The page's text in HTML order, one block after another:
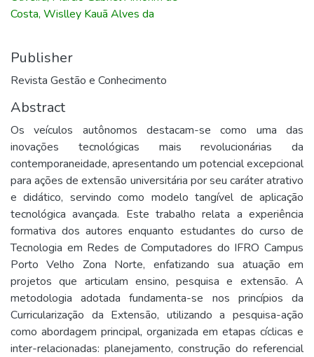
Costa, Wislley Kauã Alves da
Publisher
Revista Gestão e Conhecimento
Abstract
Os veículos autônomos destacam-se como uma das
inovações tecnológicas mais revolucionárias da
contemporaneidade, apresentando um potencial excepcional
para ações de extensão universitária por seu caráter atrativo
e didático, servindo como modelo tangível de aplicação
tecnológica avançada. Este trabalho relata a experiência
formativa dos autores enquanto estudantes do curso de
Tecnologia em Redes de Computadores do IFRO Campus
Porto Velho Zona Norte, enfatizando sua atuação em
projetos que articulam ensino, pesquisa e extensão. A
metodologia adotada fundamenta-se nos princípios da
Curricularização da Extensão, utilizando a pesquisa-ação
como abordagem principal, organizada em etapas cíclicas e
inter-relacionadas: planejamento, construção do referencial